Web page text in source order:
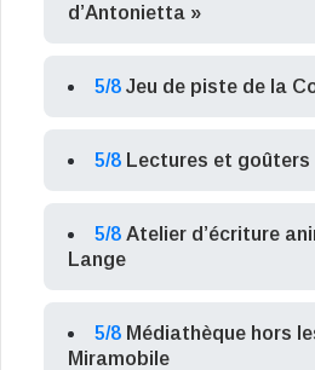
d’Antonietta »
5/8 Jeu de piste de la
5/8 Lectures et goûters
5/8 Atelier d’écriture
Lange
5/8 Médiathèque hors
Miramobile